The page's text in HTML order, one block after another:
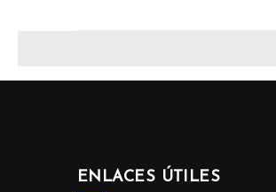
ENLACES ÚTILES